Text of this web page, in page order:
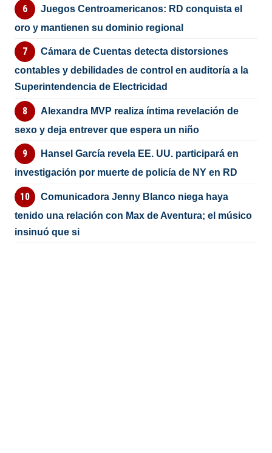
Juegos Centroamericanos: RD conquista el
oro y mantienen su dominio regional
Cámara de Cuentas detecta distorsiones
contables y debilidades de control en auditoría a la
Superintendencia de Electricidad
Alexandra MVP realiza íntima revelación de
sexo y deja entrever que espera un niño
Hansel García revela EE. UU. participará en
investigación por muerte de policía de NY en RD
Comunicadora Jenny Blanco niega haya
tenido una relación con Max de Aventura; el músico
insinuó que si